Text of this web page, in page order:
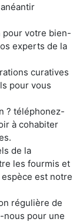
pour votre bien-
experts de la
curatives
pour vous
? téléphonez-
à cohabiter
de la
les fourmis et
est notre
régulière de
nous pour une